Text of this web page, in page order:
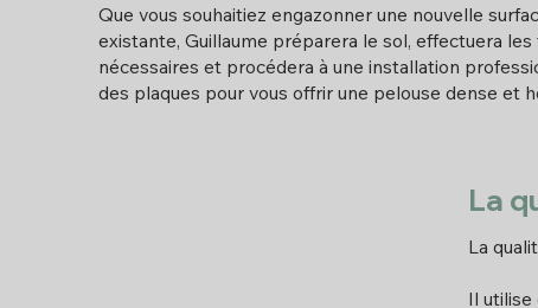
Que vous souhaitiez engazonner une nouvelle
existante, Guillaume préparera le sol, effectuera
nécessaires et procédera à une installation
des plaques pour vous offrir une pelouse dense et
La
Il utilise
La